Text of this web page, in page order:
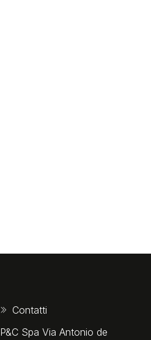
Contatti
P&C Spa Via Antonio de